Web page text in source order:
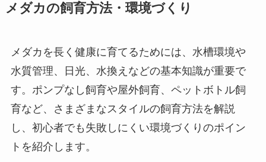
メダカの飼育方法・環境づくり
メダカを長く健康に育てるためには、水槽環境や
水質管理、日光、水換えなどの基本知識が重要で
す。ポンプなし飼育や屋外飼育、ペットボトル飼
育など、さまざまなスタイルの飼育方法を解説
し、初心者でも失敗しにくい環境づくりのポイン
トを紹介します。